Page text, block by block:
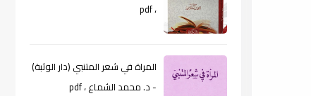
، pdf
المراة في شعر المتنبي (دار الوثبة)
- د. محمد الشماع ، pdf